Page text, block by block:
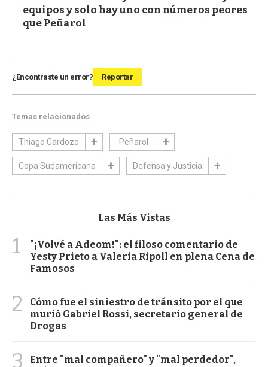
equipos y solo hay uno con números peores
que Peñarol
¿Encontraste un error? Reportar
Temas relacionados
Thiago Cardozo Peñarol
Copa Sudamericana Defensa y Justicia
Las Más Vistas
1
"¡Volvé a Adeom!": el filoso comentario de
Yesty Prieto a Valeria Ripoll en plena Cena de
Famosos
2
Cómo fue el siniestro de tránsito por el que
murió Gabriel Rossi, secretario general de
Drogas
3
Entre "mal compañero" y "mal perdedor",